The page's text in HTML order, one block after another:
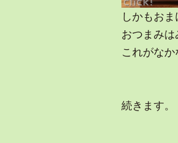
しかもお
おつまみ
これがな
続きます。